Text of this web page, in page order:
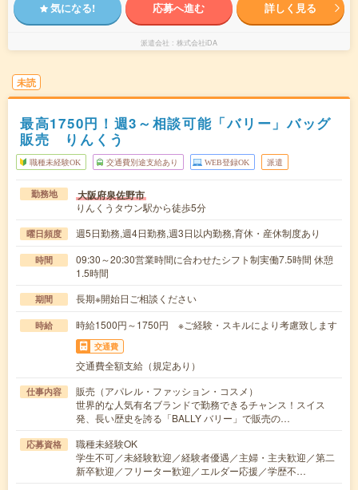
気になる! 応募へ進む 詳しく見る
派遣会社 株式会社iDA
未読
最高1750円！週3～相談可能「バリー」バッグ
販売 りんくう
職種未経験OK 交通費別途支給あり WEB登録OK 派遣
勤務地 大阪府泉佐野市
りんくうタウン駅から徒歩5分
曜日頻度 週5日勤務,週4日勤務,週3日以内勤務,育休・産休制度あり
時間
09:30～20:30営業時間に合わせたシフト制実働7.5時間 休憩
1.5時間
期間 長期※開始日ご相談ください
時給 時給1500円～1750円 ※ご経験・スキルにより考慮致します
交通費
交通費全額支給（規定あり）
仕事内容
販売（アパレル・ファッション・コスメ）
世界的な人気有名ブランドで勤務できるチャンス！スイス
発、長い歴史を誇る「BALLY バリー」で販売の…
応募資格
職種未経験OK
学生不可／未経験歓迎／経験者優遇／主婦・主夫歓迎／第二
新卒歓迎／フリーター歓迎／エルダー応援／学歴不…